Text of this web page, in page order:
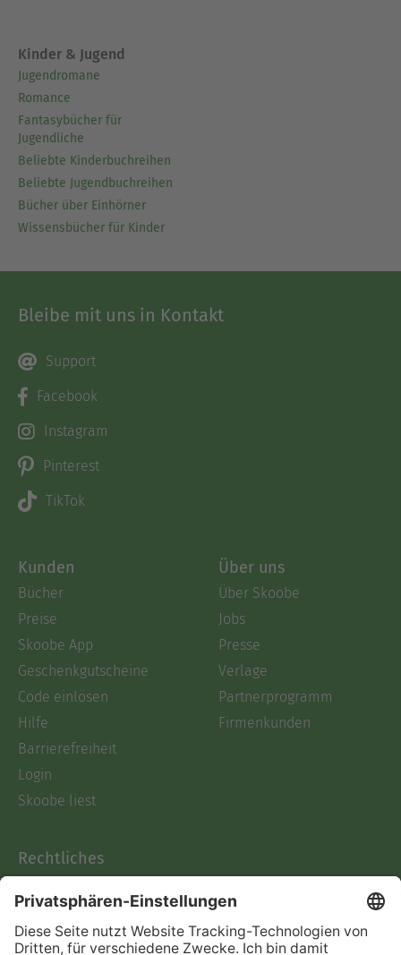
Kinder & Jugend
Jugendromane
Romance
Fantasybücher für
Jugendliche
Beliebte Kinderbuchreihen
Beliebte Jugendbuchreihen
Bücher über Einhörner
Wissensbücher für Kinder
Bleibe mit uns in Kontakt
Support
Facebook
Instagram
Pinterest
TikTok
Kunden
Bücher
Preise
Skoobe App
Geschenkgutscheine
Code einlösen
Hilfe
Barrierefreiheit
Login
Skoobe liest
Über uns
Über Skoobe
Jobs
Presse
Verlage
Partnerprogramm
Firmenkunden
Rechtliches
AGB
Informationen nach Data